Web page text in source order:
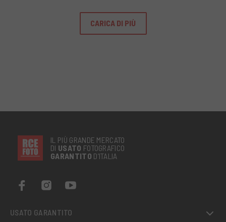
CARICA DI PIÙ
IL PIÙ GRANDE MERCATO
DI USATO FOTOGRAFICO
GARANTITO D’ITALIA
USATO GARANTITO